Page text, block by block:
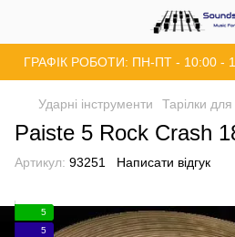
ГРАФІК РОБОТИ: ПН-ПТ - 10:00 -
Ударні інструменти Тарілки
Paiste 5 Rock Crash
Артикул: 93251 Написати відгук
5
5